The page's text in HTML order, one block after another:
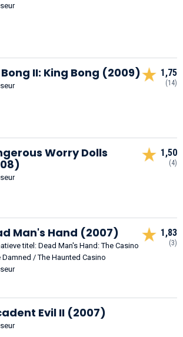
Bong II: King Bong (2009) 1,75
(14)
Worry Dolls
1,50
(4)
Man's Hand (2007)
titel: Dead Man's Hand: The Casino
/ The Haunted Casino
1,83
(3)
Evil II (2007)